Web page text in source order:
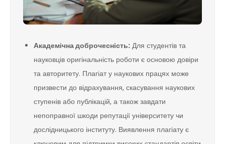
Академічна доброчесність: Для студентів та
науковців оригінальність роботи є основою довіри
та авторитету. Плагіат у наукових працях може
призвести до відрахування, скасування наукових
ступенів або публікацій, а також завдати
непоправної шкоди репутації університету чи
дослідницького інституту. Виявлення плагіату є